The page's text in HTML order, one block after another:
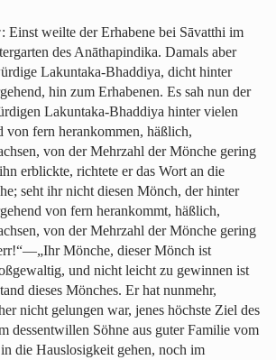
: Einst weilte der Erhabene bei Sāvatthi im
des Anāthapindika. Damals aber
Lakuntaka-Bhaddiya, dicht hinter
hin zum Erhabenen. Es sah nun der
Lakuntaka-Bhaddiya hinter vielen
von fern herankommen, häßlich,
von der Mehrzahl der Mönche gering
erblickte, richtete er das Wort an die
seht ihr nicht diesen Mönch, der hinter
von fern herankommt, häßlich,
von der Mehrzahl der Mönche gering
Mönche, dieser Mönch ist
und nicht leicht zu gewinnen ist
dieses Mönches. Er hat nunmehr,
nicht gelungen war, jenes höchste Ziel des
dessentwillen Söhne aus guter Familie vom
die Hauslosigkeit gehen, noch im